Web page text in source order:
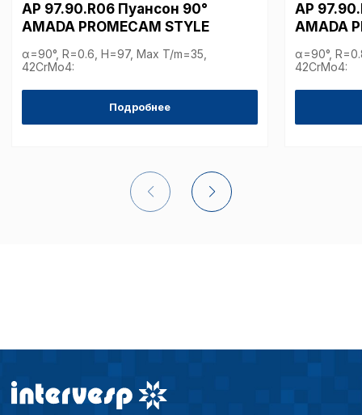
AP 97.90.R06 Пуансон 90°
AMADA PROMECAM STYLE
α=90°, R=0.6, H=97, Max T/m=35,
42CrMo4:
Подробнее
AP
AMADA
α=90°,
42CrMo4:
Технические
cookie-файлы
определять
пользователей
наиболее и наименее